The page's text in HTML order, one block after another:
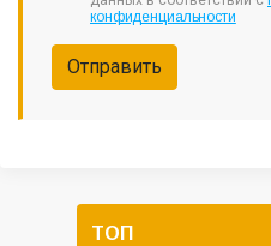
конфиденциальности
Отправить
ТОП